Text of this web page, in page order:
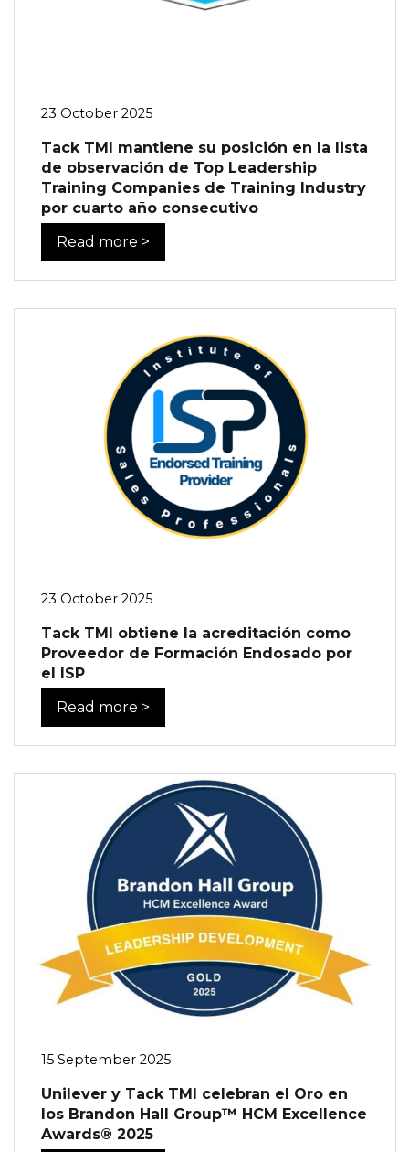
23 October 2025
Tack TMI mantiene su posición en la lista
de observación de Top Leadership
Training Companies de Training Industry
por cuarto año consecutivo
Read more >
23 October 2025
Tack TMI obtiene la acreditación como
Proveedor de Formación Endosado por
el ISP
Read more >
15 September 2025
Unilever y Tack TMI celebran el Oro en
los Brandon Hall Group™ HCM Excellence
Awards® 2025